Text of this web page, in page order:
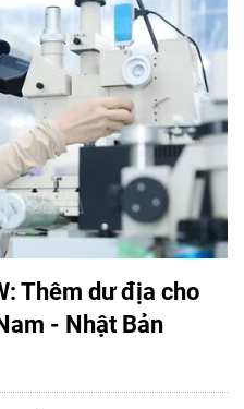
Thêm dư địa cho
- Nhật Bản